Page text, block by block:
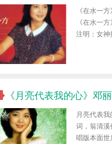
《在水一
《在水一
注明：女神
《月亮代表我的心》邓
月亮代表
词，翁清
唱版本面